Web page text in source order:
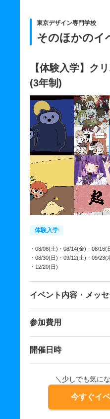
東京デザイン専門学校
そのほかのイ
【体験入学】ク
(3年制)
体験入学
・08/08(土) ・08/14(金) ・08/16(
・08/30(日) ・09/12(土) ・09/23(
・12/20(日)
イベント内容・メッ
参加費用
開催日時
＼少しでも気に
今すぐイ